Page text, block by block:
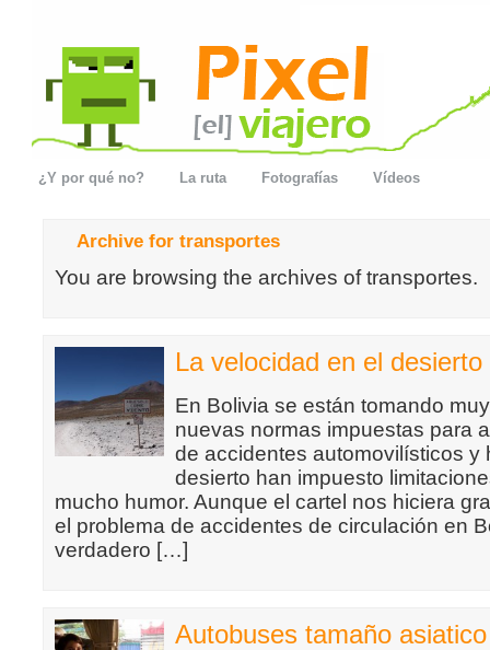
¿Y por qué no? La ruta Fotografías Vídeos
Archive for transportes
You are browsing the archives of transportes.
La velocidad en el desierto
En Bolivia se están tomando
nuevas normas impuestas para
de accidentes automovilísticos y
desierto han impuesto
mucho humor. Aunque el cartel nos hiciera
el problema de accidentes de circulación en
verdadero […]
Autobuses tamaño asiatico